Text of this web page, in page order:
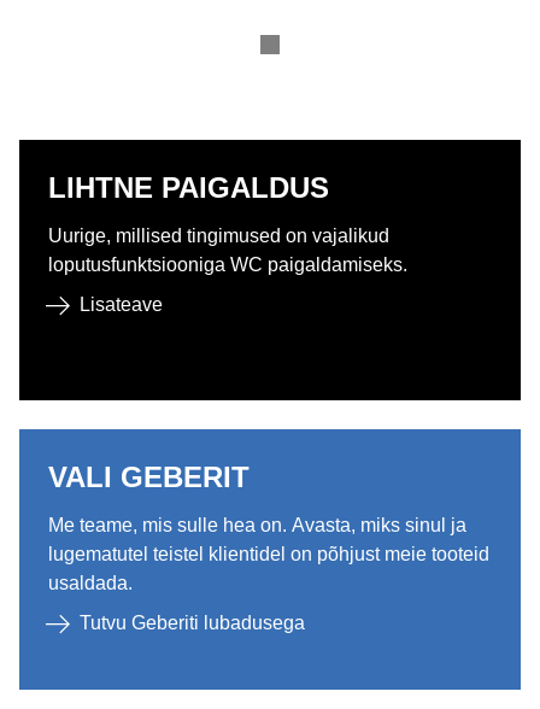
LIHTNE PAIGALDUS
Uurige, millised tingimused on vajalikud
loputusfunktsiooniga WC paigaldamiseks.
Lisateave
VALI GEBERIT
Me teame, mis sulle hea on. Avasta, miks sinul ja
lugematutel teistel klientidel on põhjust meie tooteid
usaldada.
Tutvu Geberiti lubadusega